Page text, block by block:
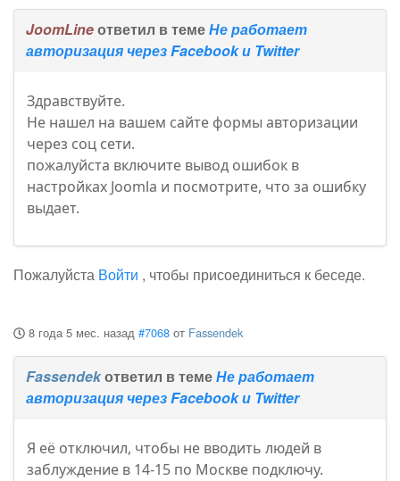
JoomLineответил в темеНе работает
авторизация через Facebook и Twitter
Здравствуйте.
Не нашел на вашем сайте формы авторизации
через соц сети.
пожалуйста включите вывод ошибок в
настройках Joomla и посмотрите, что за ошибку
выдает.
Пожалуйста Войти , чтобы присоединиться к беседе.
8 года 5 мес. назад #7068 от Fassendek
Fassendekответил в темеНе работает
авторизация через Facebook и Twitter
Я её отключил, чтобы не вводить людей в
заблуждение в 14-15 по Москве подключу.